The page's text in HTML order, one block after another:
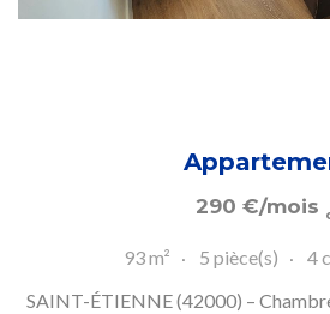
290 €/mois
93 m² 5 pièce(s)
4
SAINT-ÉTIENNE (42000) –